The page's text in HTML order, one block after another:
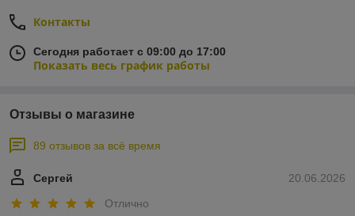
Контакты
Сегодня работает с 09:00 до 17:00
Показать весь график работы
Отзывы о магазине
89 отзывов за всё время
20.06.2026
Сергей
Отлично